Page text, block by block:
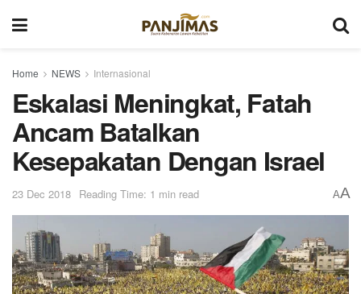
Home NEWS Internasional
Eskalasi Meningkat, Fatah
Ancam Batalkan
Kesepakatan Dengan Israel
23 Dec 2018 Reading Time: 1 min read AA